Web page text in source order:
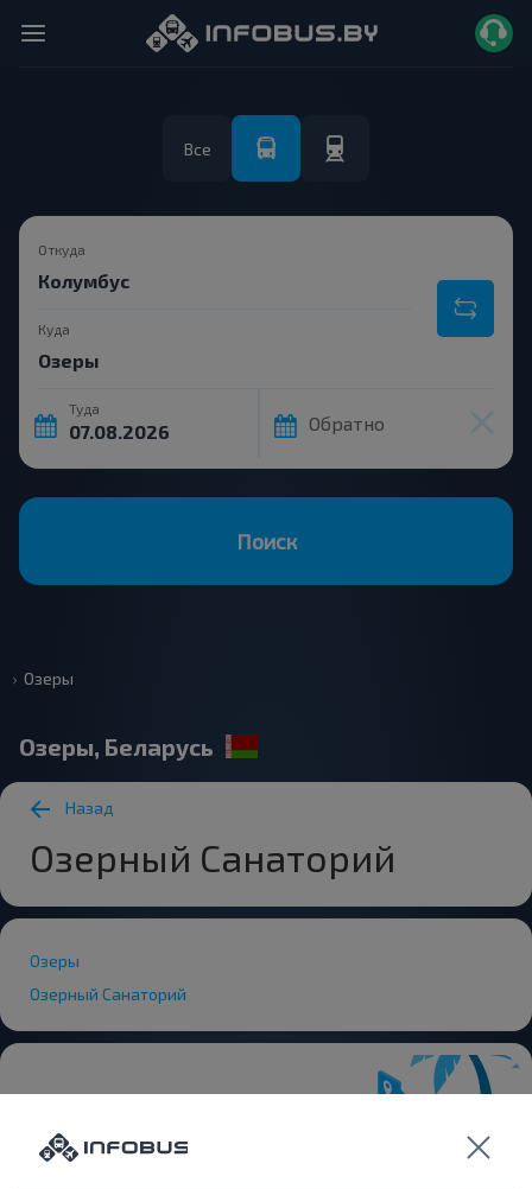
Все
Откуда
Куда
Туда
Обратно
Поиск
Озеры
Озеры, Беларусь
Назад
Озерный Санаторий
Озеры
Озерный Санаторий
Хотите